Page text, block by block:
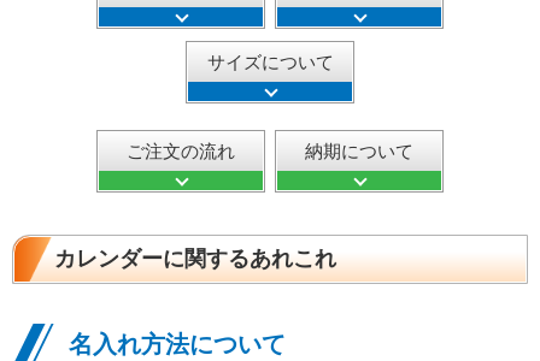
サイズについて
ご注文の流れ 納期について
カレンダーに関するあれこれ
名入れ方法について